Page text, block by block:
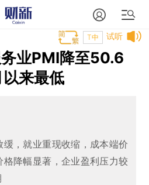
试听
T中
业PMI降至50.6
来最低
，就业重现收缩，成本端价
降幅显著，企业盈利压力较